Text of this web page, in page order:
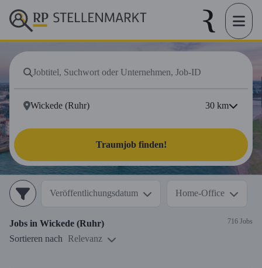
30 km
Traumjob finden!
Veröffentlichungsdatum Home-Office
Jobs in Wickede (Ruhr) 716 Jobs
Sortieren nach Relevanz